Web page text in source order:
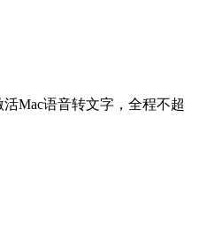
Mac语音转文字，全程不超